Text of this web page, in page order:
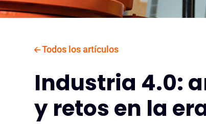
Todos los artículos
Industria 4.0:
y retos en la